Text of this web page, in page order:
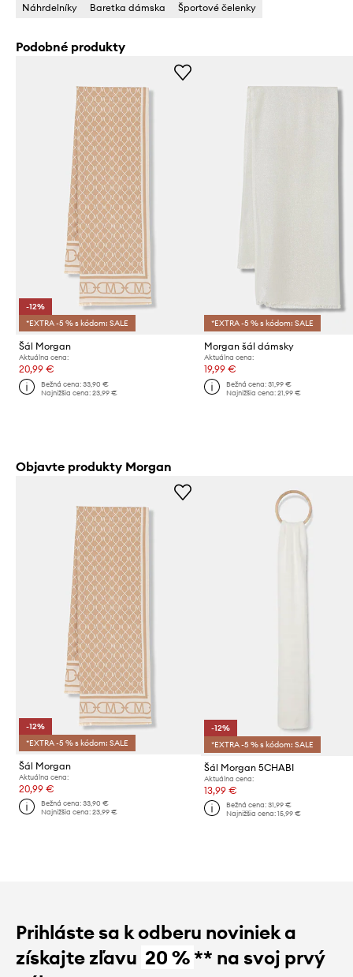
Náhrdelníky Baretka dámska Športové čelenky
Podobné produkty
-12%
*EXTRA -5 % s kódom: SALE
Šál Morgan
Aktuálna cena:
20,99 €
Bežná cena:33,90 €
Najnižšia cena:23,99 €
*EXTRA -5 % s kódom: SALE
Morgan šál dámsky
Aktuálna cena:
19,99 €
Bežná cena: 31,99 €
Najnižšia cena: 21,99 €
Objavte produkty Morgan
-12%
*EXTRA -5 % s kódom: SALE
Šál Morgan
Aktuálna cena:
20,99 €
Bežná cena:33,90 €
Najnižšia cena:23,99 €
-12%
*EXTRA -5 % s kódom: SALE
Šál Morgan 5CHABI
Aktuálna cena:
13,99 €
Bežná cena: 31,99 €
Najnižšia cena: 15,99 €
Prihláste sa k odberu noviniek a
získajte zľavu 20 %** na svoj prvý